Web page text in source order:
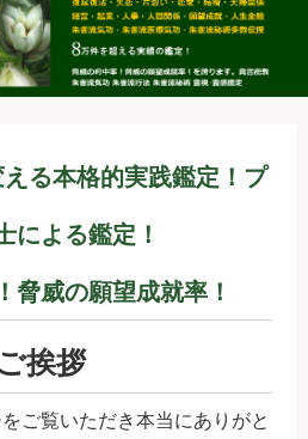
る本格的実践鑑定！プ
による鑑定！
脅威の願望成就率！
ご挨拶
ご覧いただき本当にありがと